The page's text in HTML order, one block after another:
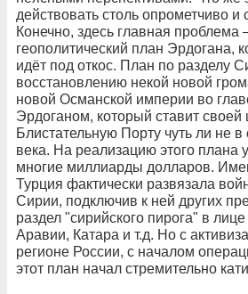
действовать столь опрометчиво и
Конечно, здесь главная
геополитический план Эрдогана,
идёт под откос. План по разделу
восстановлению некой новой
новой Османской империи во
Эрдоганом, который ставит своей
Блистательную Порту чуть ли не в
века. На реализацию этого плана
многие миллиарды долларов.
Турция фактически развязала
Сирии, подключив к ней других
раздел "сирийского пирога" в
Аравии, Катара и т.д. Но с
регионе России, с началом
этот план начал стремительно